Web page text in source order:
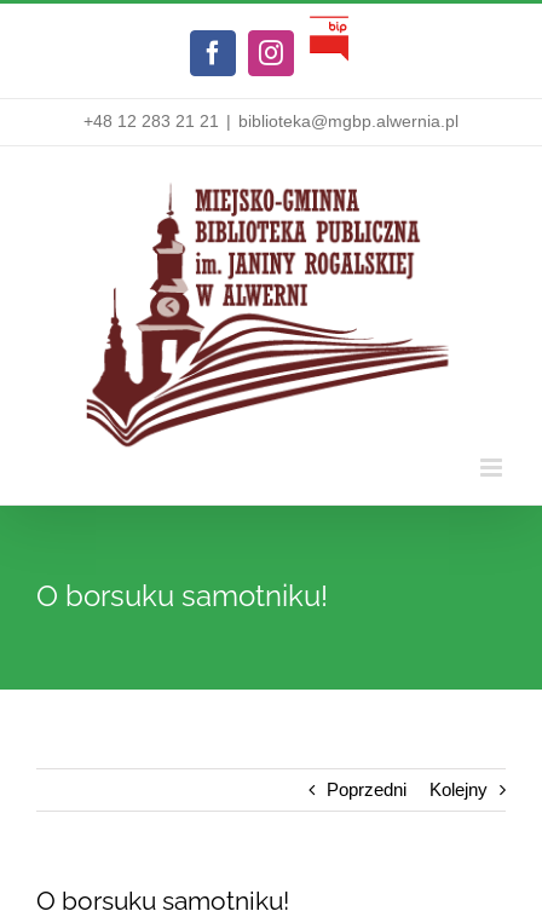
FacebookInstagram
Biuletyn
+48 12 283 21 21 | biblioteka@mgbp.alwernia.pl
O borsuku samotniku!
Poprzedni Kolejny
O borsuku samotniku!